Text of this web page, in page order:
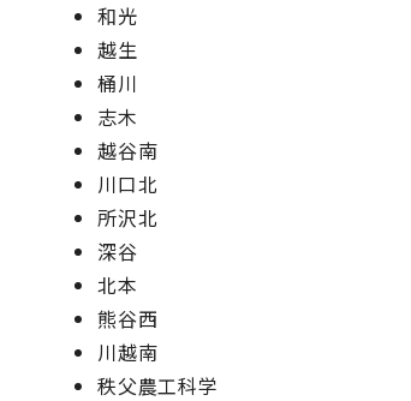
和光
越生
桶川
志木
越谷南
川口北
所沢北
深谷
北本
熊谷西
川越南
秩父農工科学